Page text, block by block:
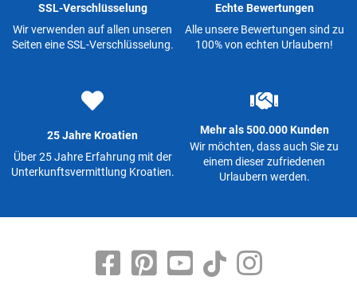
SSL-Verschlüsselung
Wir verwenden auf allen unseren
Seiten eine SSL-Verschlüsselung.
Echte Bewertungen
Alle unsere Bewertungen sind zu
100% von echten Urlaubern!
25 Jahre Kroatien
Über 25 Jahre Erfahrung mit der
Unterkunftsvermittlung Kroatien.
Mehr als 500.000 Kunden
Wir möchten, dass auch Sie zu
einem dieser zufriedenen
Urlaubern werden.